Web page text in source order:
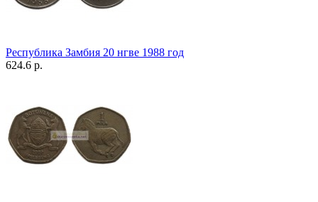
Республика Замбия 20 нгве 1988 год
624.6 р.